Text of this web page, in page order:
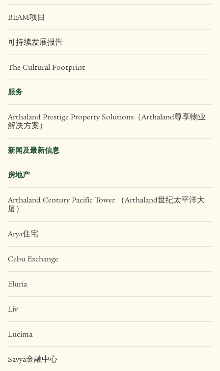
BEAM项目
可持续发展报告
The Cultural Footprint
服务
Arthaland Prestige Property Solutions（Arthaland尊享物业
解决方案）
新闻及最新信息
房地产
Arthaland Century Pacific Tower （Arthaland世纪太平洋大
厦）
Arya住宅
Cebu Exchange
Eluria
Liv
Lucima
Savya金融中心